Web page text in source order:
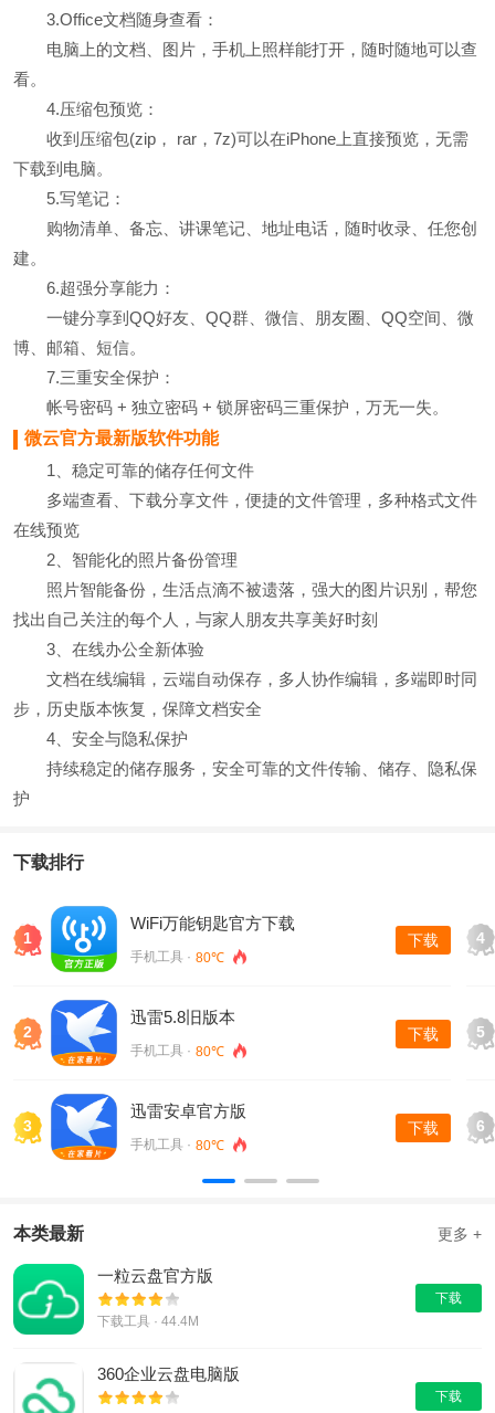
3.Office文档随身查看：
电脑上的文档、图片，手机上照样能打开，随时随地可以查
看。
4.压缩包预览：
收到压缩包(zip， rar，7z)可以在iPhone上直接预览，无需
下载到电脑。
5.写笔记：
购物清单、备忘、讲课笔记、地址电话，随时收录、任您创
建。
6.超强分享能力：
一键分享到QQ好友、QQ群、微信、朋友圈、QQ空间、微
博、邮箱、短信。
7.三重安全保护：
帐号密码 + 独立密码 + 锁屏密码三重保护，万无一失。
微云官方最新版软件功能
1、稳定可靠的储存任何文件
多端查看、下载分享文件，便捷的文件管理，多种格式文件
在线预览
2、智能化的照片备份管理
照片智能备份，生活点滴不被遗落，强大的图片识别，帮您
找出自己关注的每个人，与家人朋友共享美好时刻
3、在线办公全新体验
文档在线编辑，云端自动保存，多人协作编辑，多端即时同
步，历史版本恢复，保障文档安全
4、安全与隐私保护
持续稳定的储存服务，安全可靠的文件传输、储存、隐私保
护
下载排行
1
WiFi万能钥匙官方下载
手机工具 · 80℃
下载
2
迅雷5.8旧版本
手机工具 · 80℃
下载
3
迅雷安卓官方版
手机工具 · 80℃
下载
4
5
6
本类最新 更多 +
一粒云盘官方版
下载工具 · 44.4M
下载
360企业云盘电脑版
下载